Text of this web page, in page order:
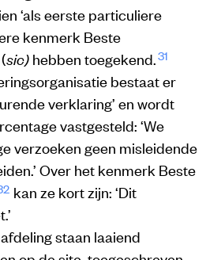
‘als eerste particuliere
kenmerk Beste
sic) hebben toegekend.31
bestaat er
verklaring’ en wordt
vastgesteld: ‘We
verzoeken geen misleidende
Over het kenmerk Beste
kan ze kort zijn: ‘Dit
staan laaiend